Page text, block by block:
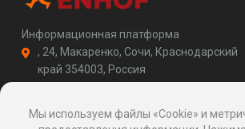
Информационная платформа
, 24, Макаренко, Сочи, Краснодарский
край 354003, Россия
http://enhof.com
Мы используем файлы «Cookie» и